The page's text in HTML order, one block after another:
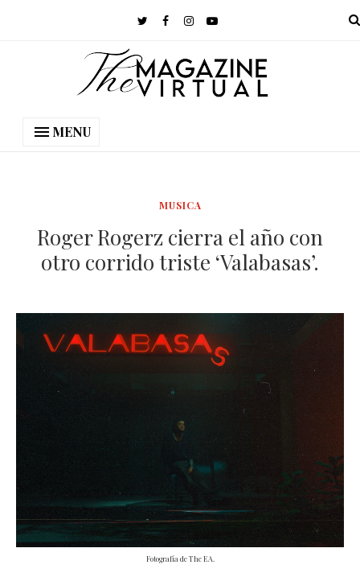
MENU
MUSICA
Roger Rogerz cierra el año con
otro corrido triste ‘Valabasas’.
Fotografía de The EA.